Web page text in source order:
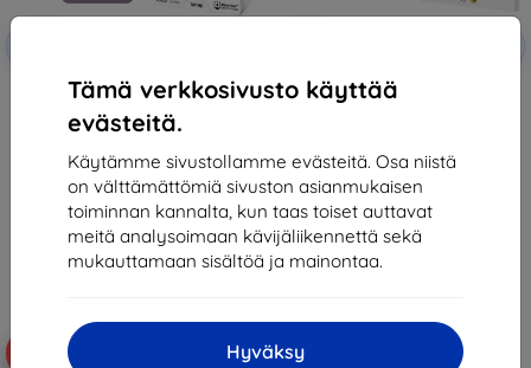
Tämä verkkosivusto käyttää
evästeitä.
Käytämme sivustollamme evästeitä. Osa niistä
on välttämättömiä sivuston asianmukaisen
toiminnan kannalta, kun taas toiset auttavat
meitä analysoimaan kävijäliikennettä sekä
mukauttamaan sisältöä ja mainontaa.
Hyväksy
3MK All-Safe AC Xiaomi Redmi
Note 11 5G Armor Case Clear
(5903108452120)
8,01 €
Viimeinen kappale varastossa
3MK HG Max Lite Xiaomi Redmi
Note 11 5G black
8,01 €
Viimeinen kappale varastossa
-43%